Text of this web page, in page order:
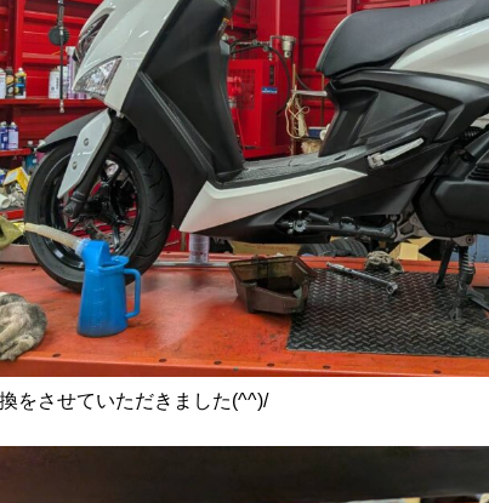
をさせていただきました(^^)/